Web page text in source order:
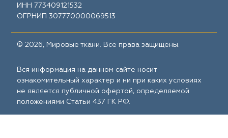
ИНН 773409121532
ОГРНИП 307770000069513
© 2026, Мировые ткани. Все права защищены.
Вся информация на данном сайте носит
ознакомительный характер и ни при каких условиях
не является публичной офертой, определяемой
положениями Статьи 437 ГК РФ.